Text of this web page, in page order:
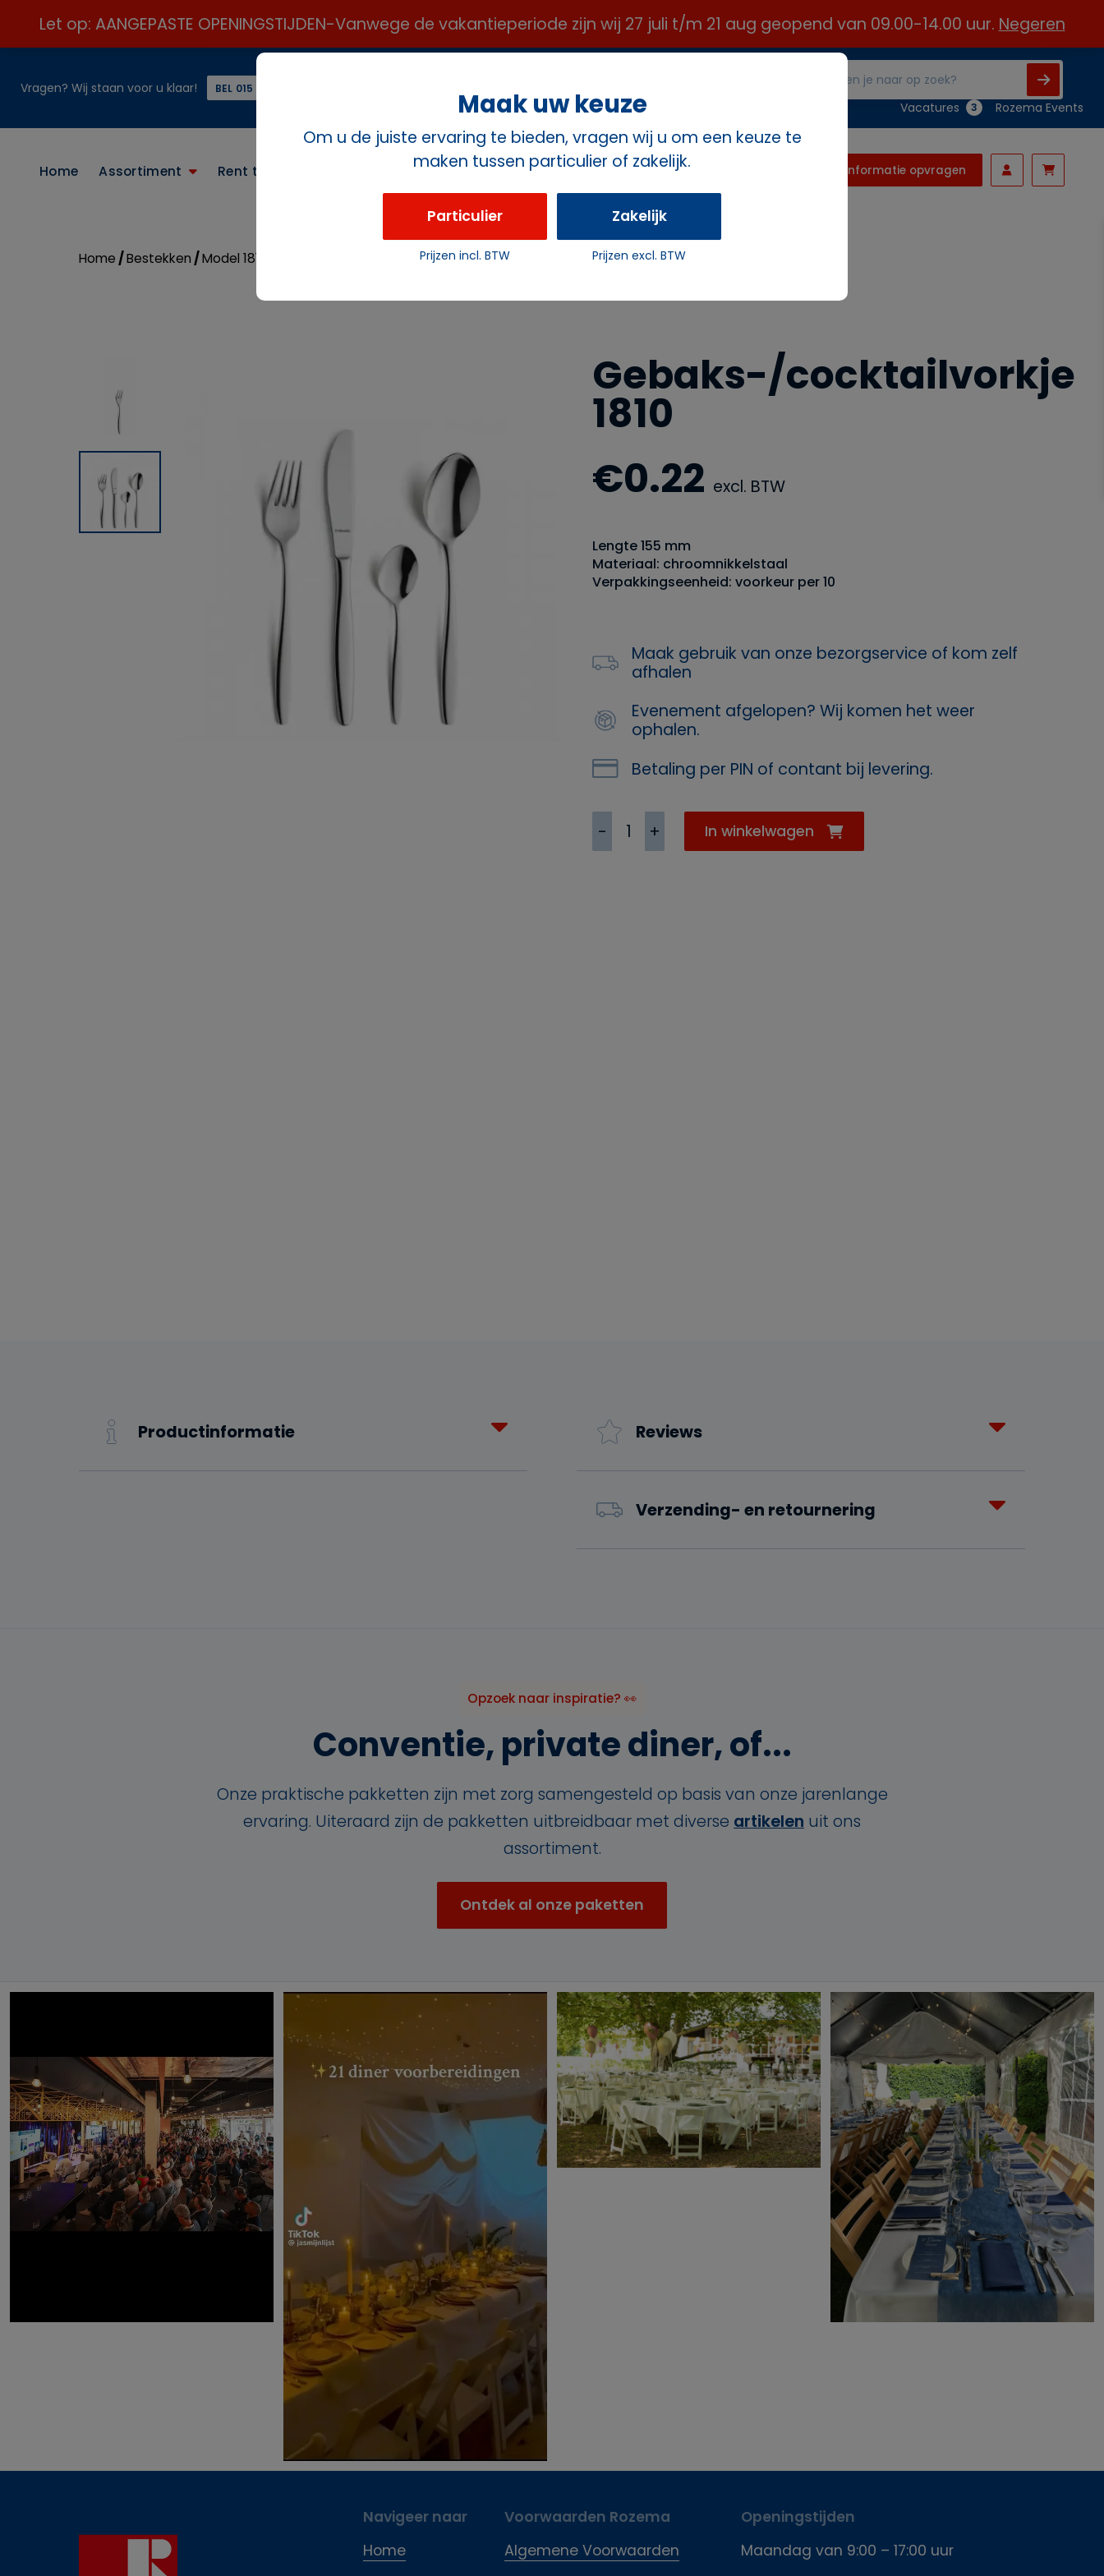
Let op: AANGEPASTE OPENINGSTIJDEN-Vanwege de vakantieperiode zijn wij 27 juli t/m 21 aug geopend van 09.00-14.00 uur. Negeren
Vragen? Wij staan voor u klaar! BEL 015 21 24 313 ☎️
Vacatures 3 Rozema Events
Home Assortiment Rent the look Informatie opvragen
Home /Bestekken /Model 1810 / Gebaks-/cocktailvorkje 1810
Gebaks-/cocktailvorkje
1810
€0.22 excl. BTW
Lengte 155 mm
Materiaal: chroomnikkelstaal
Verpakkingseenheid: voorkeur per 10
Maak gebruik van onze bezorgservice of kom zelf
afhalen
Evenement afgelopen? Wij komen het weer
ophalen.
Betaling per PIN of contant bij levering.
Gebaks-/cocktailvorkje
1810
aantal
In winkelwagen
Productinformatie Reviews
Verzending- en retournering
Opzoek naar inspiratie? 👀
Conventie, private diner, of...
Onze praktische pakketten zijn met zorg samengesteld op basis van onze jarenlange
ervaring. Uiteraard zijn de pakketten uitbreidbaar met diverse artikelen uit ons
assortiment.
Ontdek al onze paketten
Navigeer naar
Home
Voorwaarden Rozema
Algemene Voorwaarden
Openingstijden
Maandag van 9:00 – 17:00 uur
Maak uw keuze
Om u de juiste ervaring te bieden, vragen wij u om een keuze te
maken tussen particulier of zakelijk.
Particulier
Prijzen incl. BTW
Zakelijk
Prijzen excl. BTW